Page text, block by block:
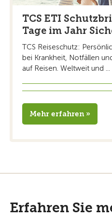
TCS ETI
Tage im Jahr
TCS Reiseschutz:
bei Krankheit, Notfällen
auf Reisen. Weltweit und ...
Mehr erfahren »
Erfahren Sie